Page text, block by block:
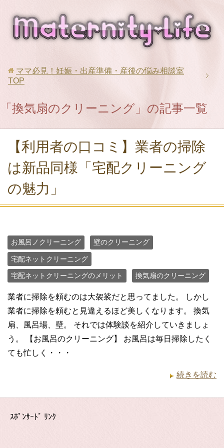
ママ必見！妊娠・出産準備・産後の悩み相談室
TOP
「換気扇のクリーニング」の記事一覧
【利用者の口コミ】業者の掃除
は新品同様「宅配クリーニング
の魅力」
お風呂ノクリーニング 壁のクリーニング
宅配ネットクリーニング
宅配ネットクリーニングのメリット 換気扇のクリーニング
業者に掃除を頼むのは大袈裟だと思ってました。 しかし
業者に掃除を頼むと見違えるほど美しくなります。 換気
扇、風呂場、壁。 それでは体験談を紹介していきましょ
う。 【お風呂のクリーニング】 お風呂は毎日掃除したく
ても忙しく・・・
続きを読む
ｽﾎﾟﾝｻｰﾄﾞ ﾘﾝｸ